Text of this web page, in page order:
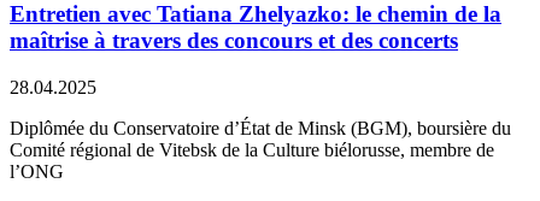
Entretien avec Tatiana Zhelyazko: le chemin de la
maîtrise à travers des concours et des concerts
28.04.2025
Diplômée du Conservatoire d’État de Minsk (BGM), boursière du
Comité régional de Vitebsk de la Culture biélorusse, membre de
l’ONG